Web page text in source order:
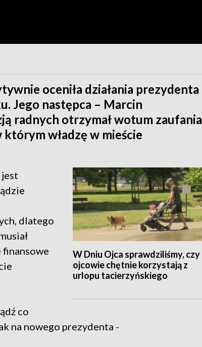
oceniła działania prezydenta
Jego następca – Marcin
radnych otrzymał wotum zaufania
władzę w mieście
W Dniu Ojca sprawdziliśmy, czy
ojcowie chętnie korzystają z
urlopu tacierzyńskiego
dlatego
finansowe
co
na nowego prezydenta -